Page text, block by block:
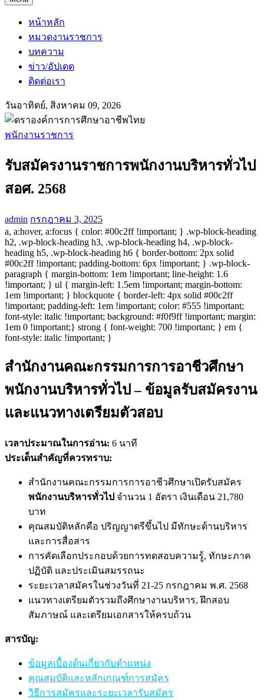
หน้าหลัก
หมวดงานราชการ
บทความ
ข่าว/อัปเดต
ติดต่อเรา
วันอาทิตย์, สิงหาคม 09, 2026
พนักงานราชการ
รับสมัครงานราชการพนักงานบริหารทั่วไป
สอศ. 2568
admin กรกฎาคม 3, 2025
a, a:hover, a:focus { color: #00c2ff !important; } .wp-block-heading
h2, .wp-block-heading h3, .wp-block-heading h4, .wp-block-
heading h5, .wp-block-heading h6 { border-bottom: 2px solid
#00c2ff !important; padding-bottom: 6px !important; } .wp-block-
paragraph { margin-bottom: 1em !important; line-height: 1.6
!important; } ul { margin-left: 1.5em !important; margin-bottom:
1em !important; } blockquote { border-left: 4px solid #00c2ff
!important; padding-left: 1em !important; color: #555 !important;
font-style: italic !important; background: #f0f9ff !important; margin:
1em 0 !important;} strong { font-weight: 700 !important; } em {
font-style: italic !important; }
สำนักงานคณะกรรมการการอาชีวศึกษา
พนักงานบริหารทั่วไป – ข้อมูลรับสมัครงาน
และแนวทางเตรียมตัวสอบ
เวลาประมาณในการอ่าน: 6 นาที
ประเด็นสำคัญที่ควรทราบ:
สำนักงานคณะกรรมการการอาชีวศึกษาเปิดรับสมัคร
พนักงานบริหารทั่วไป จำนวน 1 อัตรา เงินเดือน 21,780
บาท
คุณสมบัติหลักคือ ปริญญาตรีขึ้นไป มีทักษะด้านบริหาร
และการสื่อสาร
การคัดเลือกประกอบด้วยการทดสอบความรู้, ทักษะภาค
ปฏิบัติ และประเมินสมรรถนะ
ระยะเวลาสมัครในช่วงวันที่ 21-25 กรกฎาคม พ.ศ. 2568
แนวทางเตรียมตัวรวมถึงศึกษางานบริหาร, ฝึกสอบ
สัมภาษณ์ และเตรียมเอกสารให้ครบถ้วน
สารบัญ:
ข้อมูลเบื้องต้นเกี่ยวกับตำแหน่ง
คุณสมบัติและหลักเกณฑ์การสมัคร
วิธีการสมัครและระยะเวลารับสมัคร